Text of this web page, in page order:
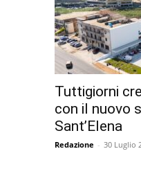
Tuttigiorni
con il nuovo
Sant’Elena
Redazione - 30 Luglio